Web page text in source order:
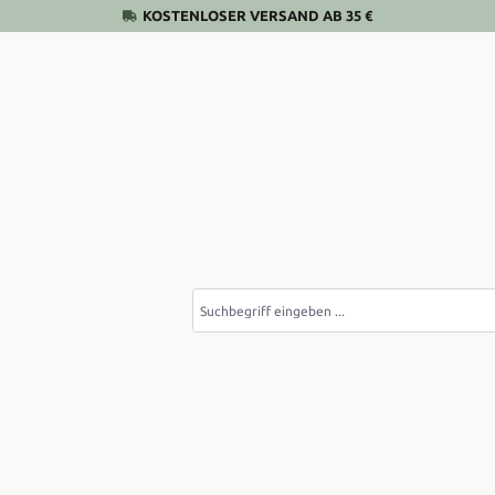
KOSTENLOSER VERSAND AB 35 €